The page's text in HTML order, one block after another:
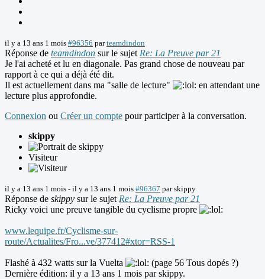
il y a 13 ans 1 mois #96356 parteamdindon
Réponse de teamdindon sur le sujet Re: La Preuve par 21
Je l'ai acheté et lu en diagonale. Pas grand chose de nouveau par
rapport à ce qui a déjà été dit.
Il est actuellement dans ma "salle de lecture"
en attendant une
lecture plus approfondie.
Connexion ou Créer un compte pour participer à la conversation.
skippy
Visiteur
il y a 13 ans 1 mois - il y a 13 ans 1 mois #96367 parskippy
Réponse de skippy sur le sujet Re: La Preuve par 21
Ricky voici une preuve tangible du cyclisme propre
www.lequipe.fr/Cyclisme-sur-
route/Actualites/Fro...ve/377412#xtor=RSS-1
Flashé à 432 watts sur la Vuelta
(page 56 Tous dopés ?)
Dernière édition: il y a 13 ans 1 mois parskippy.